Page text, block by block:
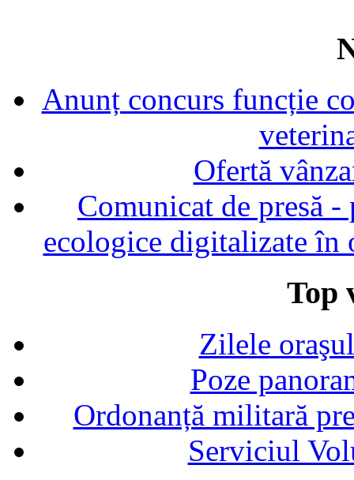
Anunț concurs funcție
Ofertă
Comunicat de presă
ecologice digitalizate în
Top
Zilele
Poze
Ordonanță militară
Serviciul